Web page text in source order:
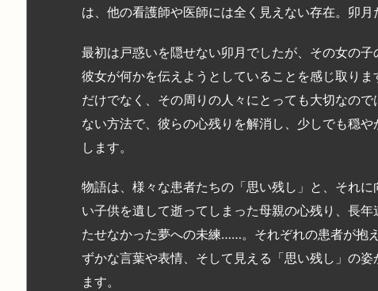
は、他の看護師や医師には全く見えない存在。卯
最初は戸惑いを隠せない卯月でしたが、その女の
彼女が何かを伝えようとしていることを感じ取り
だけでなく、その周りの人々にとっても大切なの
ない方法で、彼らの心残りを解消し、少しでも穏
します。
物語は、様々な患者たちの「思い残し」と、それ
い子供を遺して逝ってしまった母親の心残り、長
たせなかった夢への未練……。それぞれの患者が抱
ずかな言葉や表情、そして見える「思い残し」の
ます。